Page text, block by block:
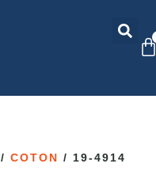
/COTON / 19-4914